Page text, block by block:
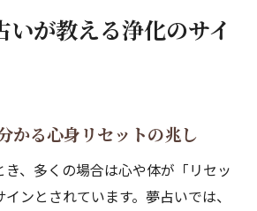
いが教える浄化のサイ
かる心身リセットの兆し
、多くの場合は心や体が「リセッ
ンとされています。夢占いでは、